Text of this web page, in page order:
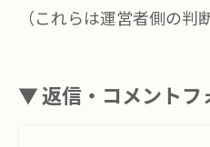
（これらは運営者側の判
▼ 返信・コメントフ